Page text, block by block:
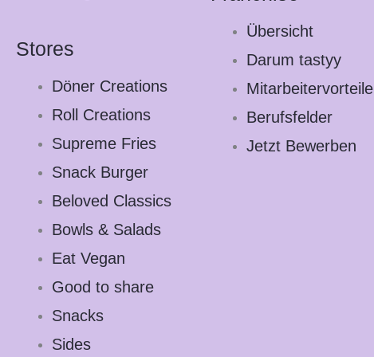
Stores
Döner Creations
Roll Creations
Supreme Fries
Snack Burger
Beloved Classics
Bowls & Salads
Eat Vegan
Good to share
Snacks
Sides
Übersicht
Darum tastyy
Mitarbeitervorteile
Berufsfelder
Jetzt Bewerben